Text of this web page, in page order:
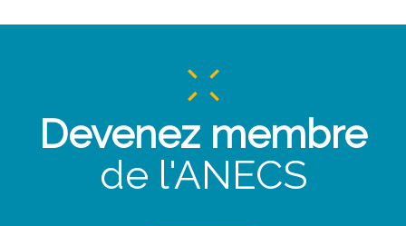
Devenez membre
de l'ANECS